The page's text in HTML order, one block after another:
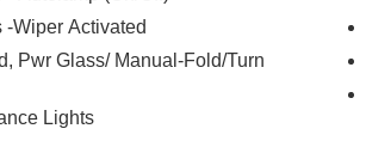
-Wiper Activated
Pwr Glass/ Manual-Fold/Turn
Lights